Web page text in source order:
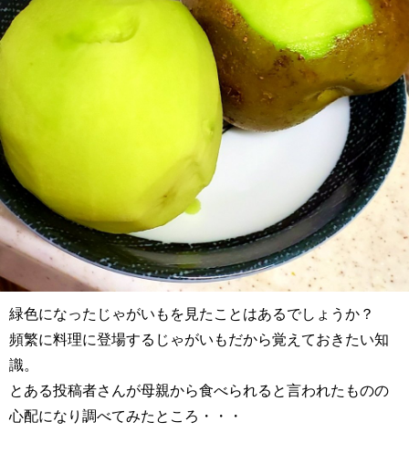
緑色になったじゃがいもを見たことはあるでしょうか？
頻繁に料理に登場するじゃがいもだから覚えておきたい知
識。
とある投稿者さんが母親から食べられると言われたものの
心配になり調べてみたところ・・・